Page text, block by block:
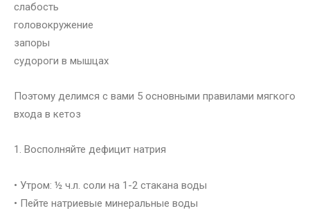
слабость
головокружение
запоры
судороги в мышцах
Поэтому делимся с вами 5 основными правилами мягкого
входа в кетоз
1. Восполняйте дефицит натрия
• Утром: ½ ч.л. соли на 1-2 стакана воды
• Пейте натриевые минеральные воды